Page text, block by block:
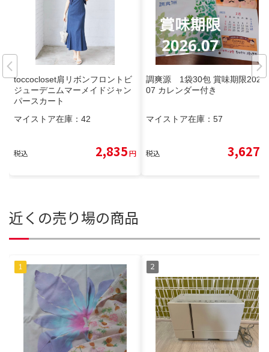
toccocloset肩リボンフロントビ
ジューデニムマーメイドジャン
パースカート
マイストア在庫： 42
税込 2,835円
調爽源 1袋30包 賞味期限2026.
07 カレンダー付き
マイストア在庫： 57
税込 3,627
近くの売り場の商品